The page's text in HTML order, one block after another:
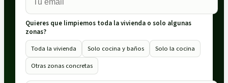
Quieres que limpiemos toda la vivienda o solo algunas
zonas?
Toda la vivienda
Solo cocina y baños
Solo la cocina
Otras zonas concretas